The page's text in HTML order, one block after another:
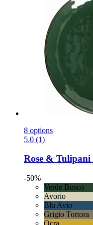
8 options
5.0 (1)
Rose & Tulipani
-50%
Verde Bosco
Avorio
Blu Avio
Grigio Tortora
Ocra